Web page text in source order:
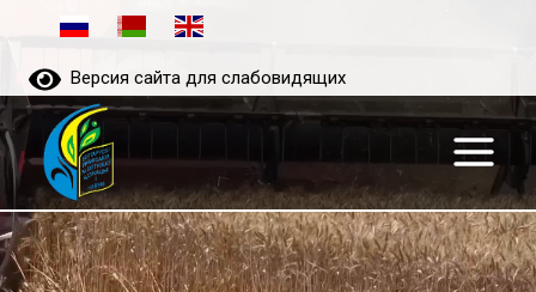
содержимомуВерсия сайта для слабовидящих